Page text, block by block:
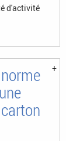
d'activité